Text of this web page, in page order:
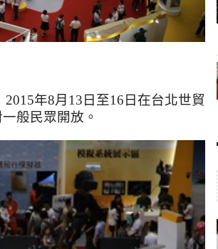
2015年8月 13 日至16 日在台北世貿
般民眾開放。